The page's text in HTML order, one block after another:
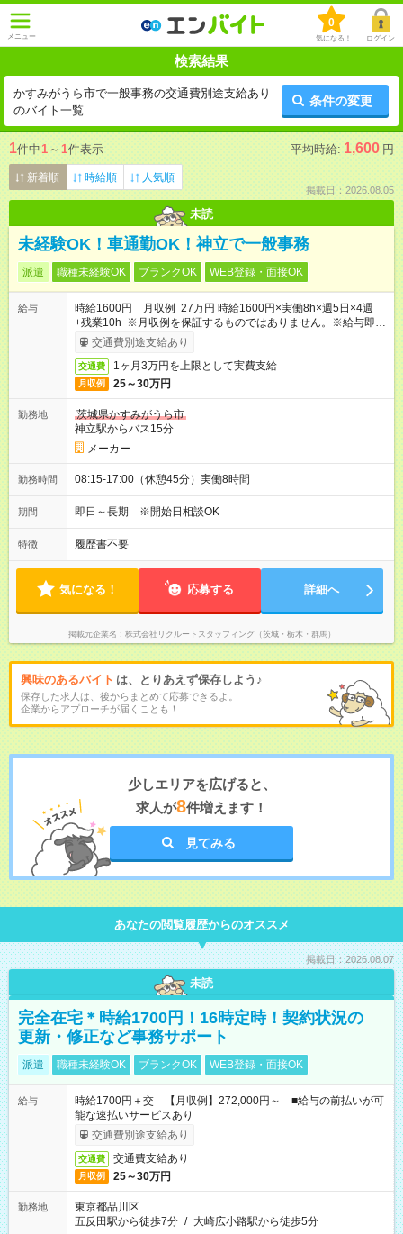
メニュー
0
気になる！ ログイン
検索結果
かすみがうら市で一般事務の交通費別途支給あり
のバイト一覧
条件の変更
1件中1 ～ 1件表示 平均時給: 1,600 円
新着順 時給順 人気順
掲載日：2026.08.05
未読
未経験OK！車通勤OK！神立で一般事務
派遣 職種未経験OK ブランクOK WEB登録・面接OK
給与
時給1600円 月収例 27万円 時給1600円×実働8h×週5日×4週
+残業10h ※月収例を保証するものではありません。※給与即受
取りサービス利用可（利用条件有）
交通費別途支給あり
交通費 1ヶ月3万円を上限として実費支給
月収例 25～30万円
勤務地
茨城県かすみがうら市
神立駅からバス15分
メーカー
勤務時間 08:15-17:00（休憩45分）実働8時間
期間 即日～長期 ※開始日相談OK
特徴 履歴書不要
気になる！ 応募する 詳細へ
掲載元企業名 株式会社リクルートスタッフィング（茨城・栃木・群馬）
興味のあるバイト は、とりあえず保存しよう♪
保存した求人は、後からまとめて応募できるよ。
企業からアプローチが届くことも！
少しエリアを広げると、
求人が8件増えます！
見てみる
あなたの閲覧履歴からのオススメ
掲載日：2026.08.07
未読
完全在宅＊時給1700円！16時定時！契約状況の
更新・修正など事務サポート
派遣 職種未経験OK ブランクOK WEB登録・面接OK
給与
時給1700円＋交 【月収例】272,000円～ ■給与の前払いが可
能な速払いサービスあり
交通費別途支給あり
交通費 交通費支給あり
月収例 25～30万円
勤務地
東京都品川区
五反田駅から徒歩7分 / 大崎広小路駅から徒歩5分